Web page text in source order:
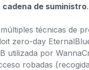
de suministro.
técnicas de
zero-day
utilizada por
robadas